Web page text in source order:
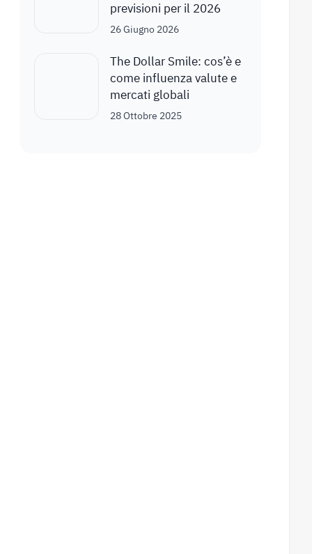
previsioni per il 2026
26 Giugno 2026
The Dollar Smile: cos’è e
come influenza valute e
mercati globali
28 Ottobre 2025